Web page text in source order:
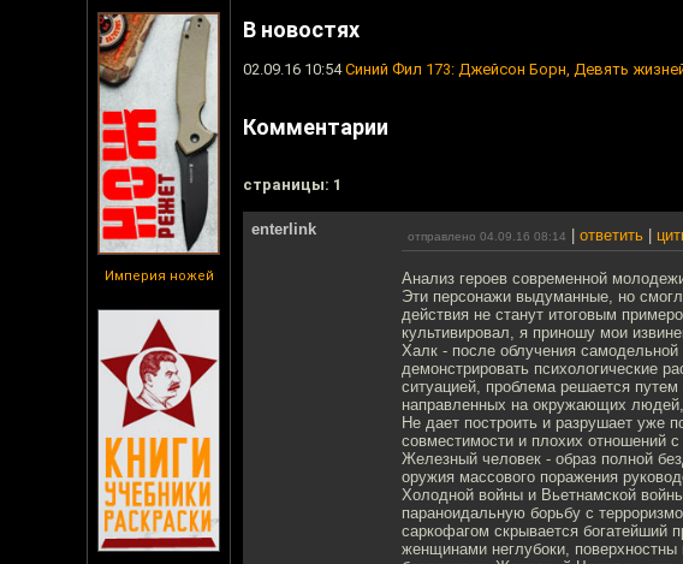
Империя ножей
В новостях
02.09.16 10:54Синий Фил 173: Джейсон Борн, Девять
Комментарии
cтраницы: 1
enterlink отправлено 04.09.16 08:14 ответить
Анализ героев современной
Эти персонажи выдуманные, но
действия не станут итоговым
культивировал, я приношу мои
Халк - после облучения
демонстрировать психологические
ситуацией, проблемa решается
направленных на окружающих
Не дает построить и разрушает уже
совместимости и плохих отношений
Железный человек - образ полной
оружия массового поражения
Холодной войны и Вьетнамской
параноидальную борьбу с
саркофагом скрывается богатейший
женщинами неглубоки,